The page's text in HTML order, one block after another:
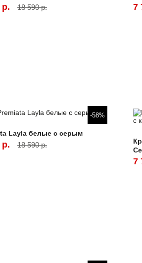
р. 18 590 р. 7
-58%
Layla белые с серым
р. 18 590 р.
7